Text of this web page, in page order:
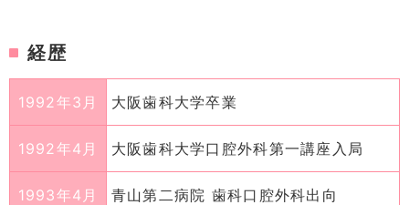
経歴
1992年3月 大阪歯科大学卒業
1992年4月 大阪歯科大学口腔外科第一講座入局
1993年4月 青山第二病院 歯科口腔外科出向